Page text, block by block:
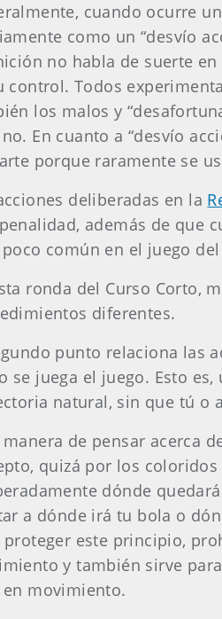
cuando ocurre
como un “desvío
no habla de suerte
control. Todos
los malos y
En cuanto a “desvío
porque raramente se
deliberadas en la
además de que
común en el juego
ronda del Curso Corto,
diferentes.
punto relaciona las
se juega el juego. Esto
natural, sin que tú o
manera de pensar acerca
quizá por los
dónde
a dónde irá tu bola o
proteger este principio,
y también sirve
movimiento.